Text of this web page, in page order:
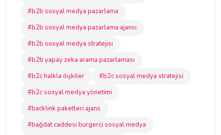
#b2b sosyal medya pazarlama
#b2b sosyal medya pazarlama ajansı
#b2b sosyal medya stratejisi
#b2b yapay zeka arama pazarlaması
#b2c halkla ilişkiler
#b2c sosyal medya stratejisi
#b2c sosyal medya yönetimi
#backlink paketleri ajans
#bağdat caddesi burgerci sosyal medya